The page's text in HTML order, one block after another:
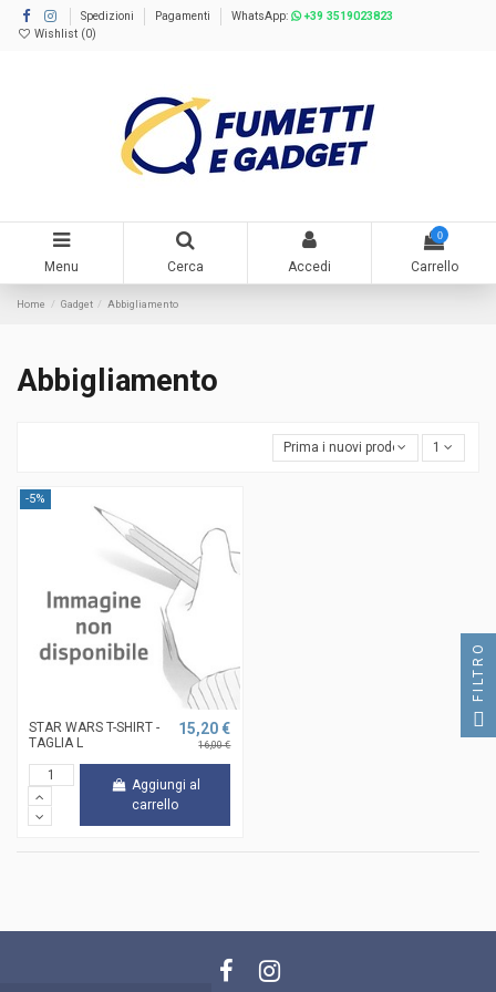
Spedizioni Pagamenti WhatsApp:
+39 3519023823
Wishlist (0)
Menu Cerca Accedi
0
Carrello
Home Gadget Abbigliamento
Abbigliamento
Prima i nuovi prodotti 1
-5%
STAR WARS T-SHIRT -
TAGLIA L
15,20 €
16,00 €
Aggiungi al
carrello
FILTRO